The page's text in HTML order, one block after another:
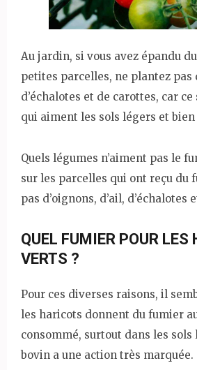
Au jardin, si vous avez épandu
petites parcelles, ne plantez pas
d’échalotes et de carottes, car
qui aiment les sols légers et
Quels légumes n’aiment pas le
sur les parcelles qui ont reçu du
pas d’oignons, d’ail, d’échalotes
QUEL FUMIER POUR LES
VERTS ?
Pour ces diverses raisons, il
les haricots donnent du fumier
consommé, surtout dans les
bovin a une action très marquée.